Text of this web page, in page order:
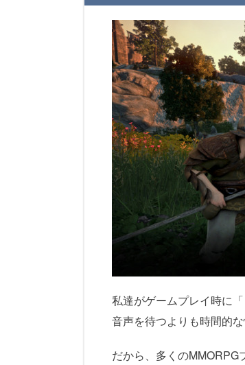
私達がゲームプレイ時に
音声を待つよりも時間的
だから、多くの